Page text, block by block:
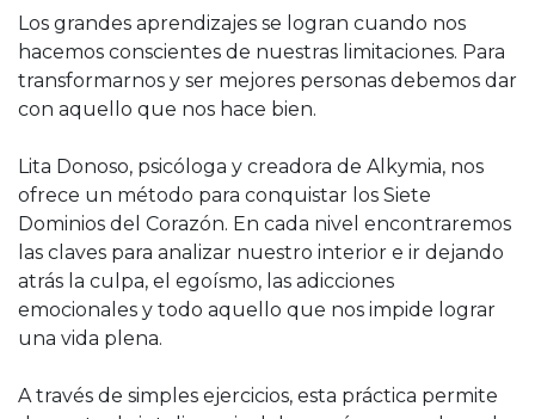
Los grandes aprendizajes se logran cuando nos
hacemos conscientes de nuestras limitaciones. Para
transformarnos y ser mejores personas debemos dar
con aquello que nos hace bien.
Lita Donoso, psicóloga y creadora de Alkymia, nos
ofrece un método para conquistar los Siete
Dominios del Corazón. En cada nivel encontraremos
las claves para analizar nuestro interior e ir dejando
atrás la culpa, el egoísmo, las adicciones
emocionales y todo aquello que nos impide lograr
una vida plena.
A través de simples ejercicios, esta práctica permite